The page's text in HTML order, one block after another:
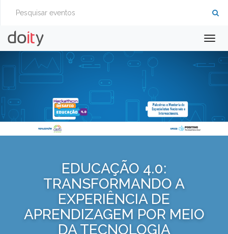
EDUCAÇÃO 4.0:
TRANSFORMANDO A
EXPERIÊNCIA DE
APRENDIZAGEM POR MEIO
DA TECNOLOGIA